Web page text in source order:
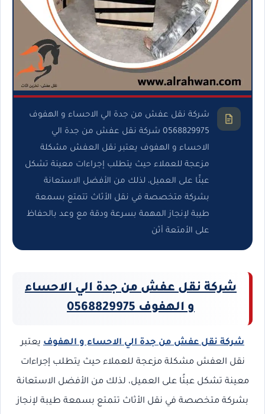
شركة نقل عفش من جدة الي الاحساء و الهفوف
0568829975 شركة نقل عفش من جدة الي
الاحساء و الهفوف يعتبر نقل العفش مشكلة
مزعجة للعملاء حيث يتطلب إجراءات معينة تشكل
عبئًا على العميل، لذلك من الأفضل الاستعانة
بشركة متخصصة في نقل الأثاث تتمتع بسمعة
طيبة لإنجاز المهمة بسرعة ودقة مع وعد بالحفاظ
على الأمتعة أثن
شركة نقل عفش من جدة الي الاحساء
و الهفوف 0568829975
شركة نقل عفش من جدة الي الاحساء و الهفوف يعتبر
نقل العفش مشكلة مزعجة للعملاء حيث يتطلب إجراءات
معينة تشكل عبئًا على العميل، لذلك من الأفضل الاستعانة
بشركة متخصصة في نقل الأثاث تتمتع بسمعة طيبة لإنجاز